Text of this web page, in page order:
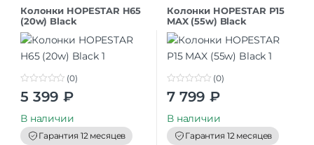
Колонки HOPESTAR H65
(20w) Black
0
o
t
o
f
5
(0)
5 399 ₽
В наличии
Гарантия 12 месяцев
Колонки HOPESTAR P15
MAX (55w) Black
0
o
t
o
f
5
(0)
7 799 ₽
В наличии
Гарантия 12 месяцев